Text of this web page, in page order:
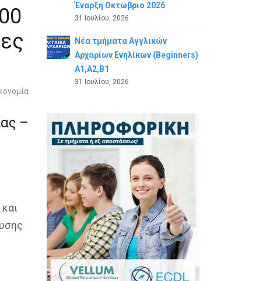
–
Έναρξη Οκτώβριο 2026
31 Ιουλίου, 2026
Νέα τμήματα Αγγλικών
Αρχαρίων Ενηλίκων (Beginners)
A1,A2,B1
31 Ιουλίου, 2026